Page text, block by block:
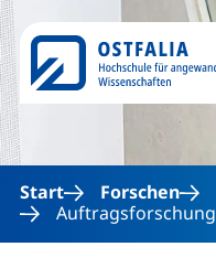
Start Forschen
Auftragsforschung